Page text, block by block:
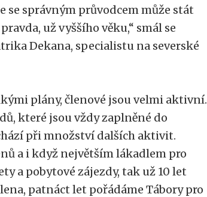
se správným průvodcem může stát
už vyššího věku,“ smál se
Dekana, specialistu na severské
plány, členové jsou velmi aktivní.
které jsou vždy zaplněné do
při množství dalších aktivit.
a i když největším lákadlem pro
a pobytové zájezdy, tak už 10 let
patnáct let pořádáme Tábory pro